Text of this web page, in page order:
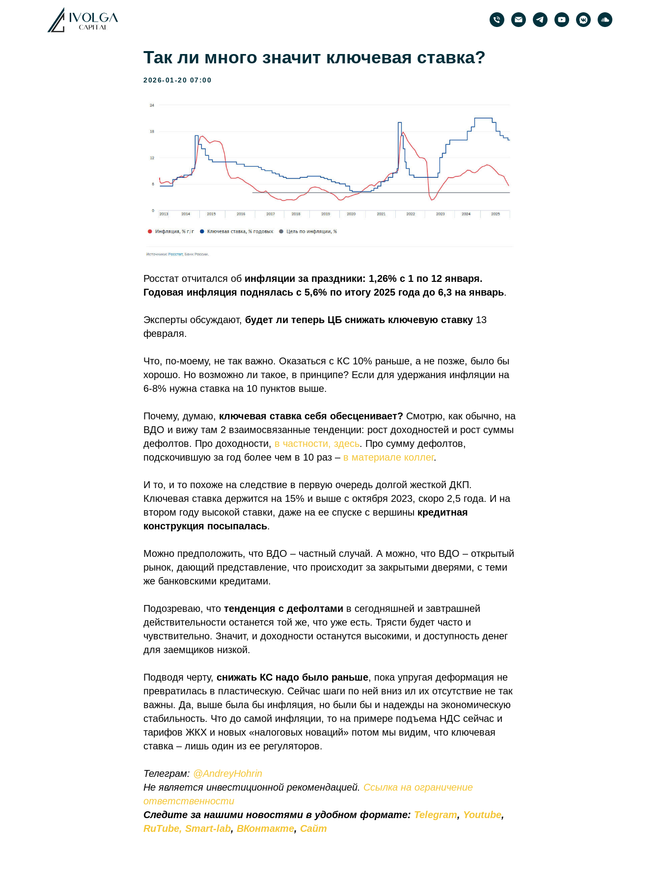
Так ли много значит ключевая ставка?
2026-01-20 07:00
Росстат отчитался об инфляции за праздники: 1,26% с 1 по 12 января.
Годовая инфляция поднялась с 5,6% по итогу 2025 года до 6,3 на январь.
Эксперты обсуждают, будет ли теперь ЦБ снижать ключевую ставку 13
февраля.
Что, по-моему, не так важно. Оказаться с КС 10% раньше, а не позже, было бы
хорошо. Но возможно ли такое, в принципе? Если для удержания инфляции на
6-8% нужна ставка на 10 пунктов выше.
Почему, думаю, ключевая ставка себя обесценивает? Смотрю, как обычно, на
ВДО и вижу там 2 взаимосвязанные тенденции: рост доходностей и рост суммы
дефолтов. Про доходности, в частности, здесь. Про сумму дефолтов,
подскочившую за год более чем в 10 раз – в материале коллег.
И то, и то похоже на следствие в первую очередь долгой жесткой ДКП.
Ключевая ставка держится на 15% и выше с октября 2023, скоро 2,5 года. И на
втором году высокой ставки, даже на ее спуске с вершины кредитная
конструкция посыпалась.
Можно предположить, что ВДО – частный случай. А можно, что ВДО – открытый
рынок, дающий представление, что происходит за закрытыми дверями, с теми
же банковскими кредитами.
Подозреваю, что тенденция с дефолтами в сегодняшней и завтрашней
действительности останется той же, что уже есть. Трясти будет часто и
чувствительно. Значит, и доходности останутся высокими, и доступность денег
для заемщиков низкой.
Подводя черту, снижать КС надо было раньше, пока упругая деформация не
превратилась в пластическую. Сейчас шаги по ней вниз ил их отсутствие не так
важны. Да, выше была бы инфляция, но были бы и надежды на экономическую
стабильность. Что до самой инфляции, то на примере подъема НДС сейчас и
тарифов ЖКХ и новых «налоговых новаций» потом мы видим, что ключевая
ставка – лишь один из ее регуляторов.
Телеграм: @AndreyHohrin
Не является инвестиционной рекомендацией. Ссылка на ограничение
ответственности
Следите за нашими новостями в удобном формате: Telegram, Youtube,
RuTube, Smart-lab, ВКонтакте, Сайт